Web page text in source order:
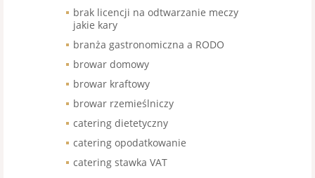
brak licencji na odtwarzanie meczy
jakie kary
branża gastronomiczna a RODO
browar domowy
browar kraftowy
browar rzemieślniczy
catering dietetyczny
catering opodatkowanie
catering stawka VAT